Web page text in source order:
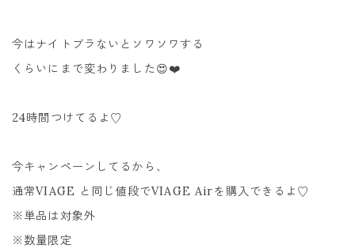
今はナイトブラないとソワソワする
くらいにまで変わりました😍❤️
24時間つけてるよ♡
今キャンペーンしてるから、
通常VIAGE と同じ値段でVIAGE Airを購入できるよ♡
※単品は対象外
※数量限定